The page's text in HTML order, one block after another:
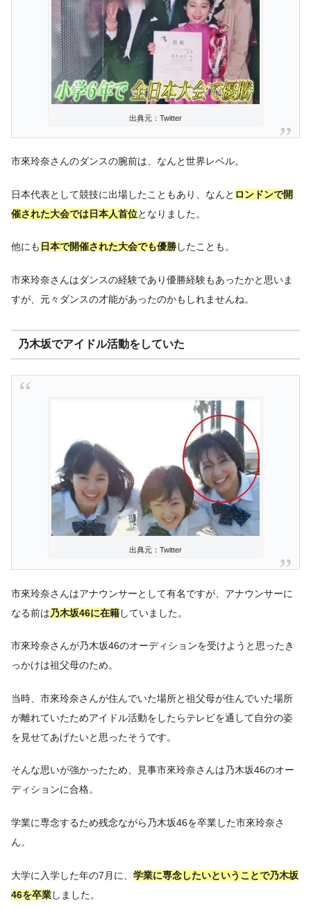
出典元：Twitter
市來玲奈さんのダンスの腕前は、なんと世界レベル。
日本代表として競技に出場したこともあり、なんと ロンドンで開
催された大会では日本人首位となりました。
他にも 日本で開催された大会でも優勝したことも。
市來玲奈さんはダンスの経験であり優勝経験もあったかと思いま
すが、元々ダンスの才能があったのかもしれませんね。
乃木坂でアイドル活動をしていた
出典元：Twitter
市來玲奈さんはアナウンサーとして有名ですが、アナウンサーに
なる前は乃木坂46に在籍していました。
市來玲奈さんが乃木坂46のオーディションを受けようと思ったき
っかけは祖父母のため。
当時、市來玲奈さんが住んでいた場所と祖父母が住んでいた場所
が離れていたためアイドル活動をしたらテレビを通して自分の姿
を見せてあげたいと思ったそうです。
そんな思いが強かったため、見事市來玲奈さんは乃木坂46のオー
ディションに合格。
学業に専念するため残念ながら乃木坂46を卒業した市來玲奈さ
ん。
大学に入学した年の7月に、 学業に専念したいということで乃木坂
46を卒業しました。